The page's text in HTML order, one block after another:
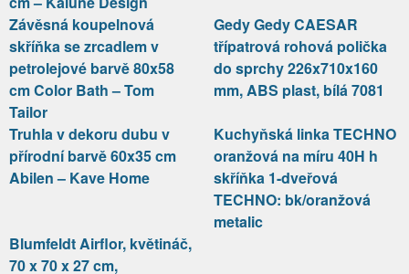
Závěsná koupelnová
skříňka se zrcadlem v
petrolejové barvě 80x58
cm Color Bath – Tom
Tailor
Gedy Gedy CAESAR
třípatrová rohová polička
do sprchy 226x710x160
mm, ABS plast, bílá 7081
Truhla v dekoru dubu v
přírodní barvě 60x35 cm
Abilen – Kave Home
Kuchyňská linka TECHNO
oranžová na míru 40H h
skříňka 1-dveřová
TECHNO: bk/oranžová
metalic
Blumfeldt Airflor, květináč,
70 x 70 x 27 cm,